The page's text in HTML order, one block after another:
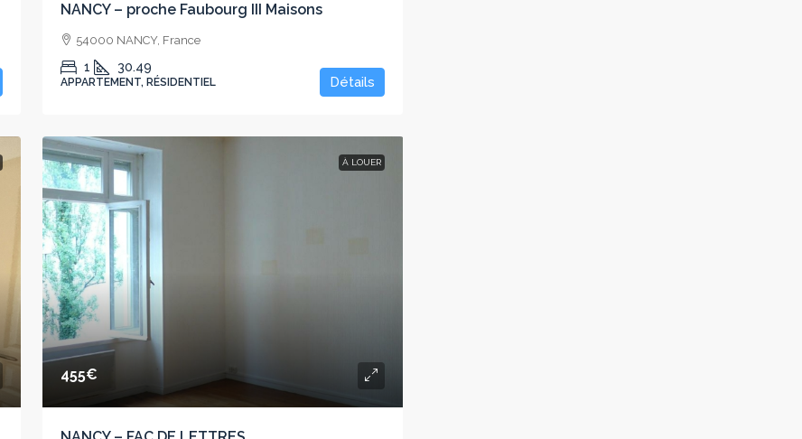
NANCY – proche Faubourg III Maisons
54000 NANCY, France
1 30.49
APPARTEMENT, RÉSIDENTIEL Détails
À LOUER
455€